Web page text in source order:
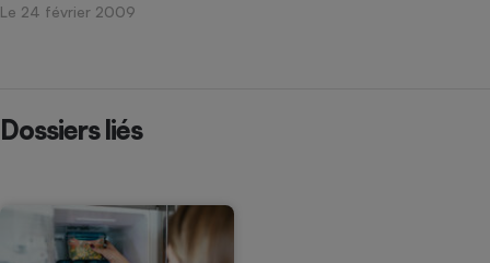
Le 24 février 2009
Dossiers liés